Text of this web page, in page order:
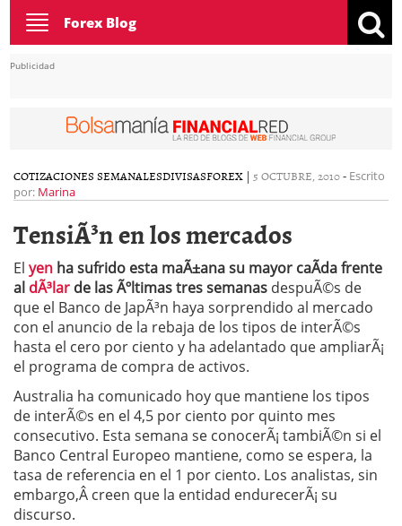
Toggle
navigation
Forex Blog
Publicidad
COTIZACIONES SEMANALESDIVISASFOREX | 5 OCTUBRE, 2010- Escrito
por: Marina
TensiÃ³n en los mercados
El yen ha sufrido esta maÃ±ana su mayor caÃ­da frente
al dÃ³lar de las Ãºltimas tres semanas despuÃ©s de
que el Banco de JapÃ³n haya sorprendido al mercado
con el anuncio de la rebaja de los tipos de interÃ©s
hasta el cero por ciento y ha adelantado que ampliarÃ¡
el programa de compra de activos.
Australia ha comunicado hoy que mantiene los tipos
de interÃ©s en el 4,5 por ciento por quinto mes
consecutivo. Esta semana se conocerÃ¡ tambiÃ©n si el
Banco Central Europeo mantiene, como se espera, la
tasa de referencia en el 1 por ciento. Los analistas, sin
embargo,Â creen que la entidad endurecerÃ¡ su
discurso.